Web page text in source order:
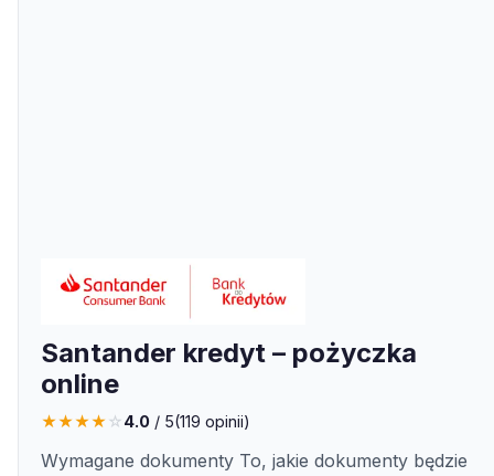
Santander kredyt – pożyczka
online
★★★★☆4.0 / 5(119 opinii)
Wymagane dokumenty To, jakie dokumenty będzie